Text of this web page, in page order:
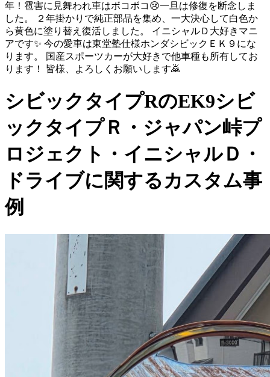
年！雹害に見舞われ車はボコボコ😢一旦は修復を断念しま
した。 ２年掛かりで純正部品を集め、一大決心して白色か
ら黄色に塗り替え復活しました。 イニシャルＤ大好きマニ
アです✨ 今の愛車は東堂塾仕様ホンダシビックＥＫ９にな
ります。 国産スポーツカーが大好きで他車種も所有してお
ります！ 皆様、よろしくお願いします🙇
シビックタイプRのEK9シビ
ックタイプＲ・ジャパン峠プ
ロジェクト・イニシャルＤ・
ドライブに関するカスタム事
例